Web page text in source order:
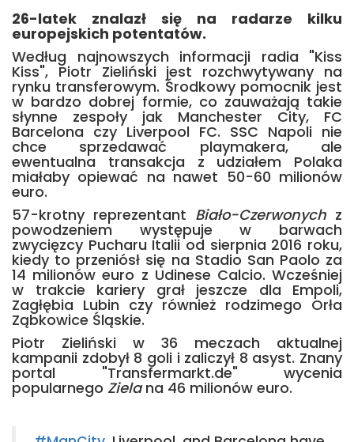
26-latek znalazł się na radarze kilku
europejskich potentatów.
Według najnowszych informacji radia "Kiss
Kiss", Piotr Zieliński jest rozchwytywany na
rynku transferowym. Środkowy pomocnik jest
w bardzo dobrej formie, co zauważają takie
słynne zespoły jak Manchester City, FC
Barcelona czy Liverpool FC. SSC Napoli nie
chce sprzedawać playmakera, ale
ewentualna transakcja z udziałem Polaka
miałaby opiewać na nawet 50-60 milionów
euro.
57-krotny reprezentant Biało-Czerwonych z
powodzeniem występuje w barwach
zwycięzcy Pucharu Italii od sierpnia 2016 roku,
kiedy to przeniósł się na Stadio San Paolo za
14 milionów euro z Udinese Calcio. Wcześniej
w trakcie kariery grał jeszcze dla Empoli,
Zagłębia Lubin czy również rodzimego Orła
Ząbkowice Śląskie.
Piotr Zieliński w 36 meczach aktualnej
kampanii zdobył 8 goli i zaliczył 8 asyst. Znany
portal "Transfermarkt.de" wycenia
popularnego Zielana 46 milionów euro.